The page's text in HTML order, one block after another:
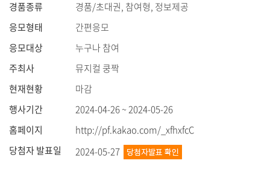
경품종류
경품/초대권, 참여형, 정보제공
응모형태
간편응모
응모대상
누구나 참여
주최사
뮤지컬 쿵짝
현재현황
마감
행사기간
2024-04-26 ~ 2024-05-26
홈페이지
http://pf.kakao.com/_xfhxfcC
당첨자 발표일
2024-05-27